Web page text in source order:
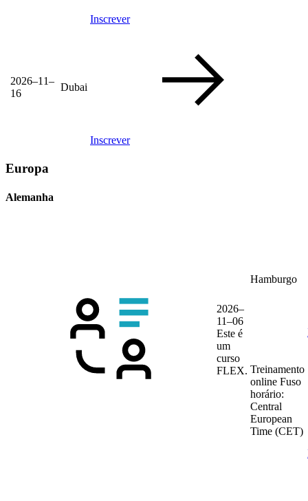
Inscrever
2026–11–
16
Dubai
Inscrever
Europa
Alemanha
2026–
11–06
Este é
um
curso
FLEX.
Hamburgo
Treinamento
online Fuso
horário:
Central
European
Time (CET)